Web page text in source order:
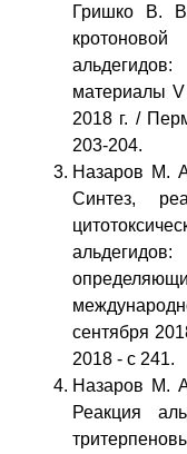
Гришко В.
материалы
2018 г. /
203-204.
Назаров М.
Синтез,
сентября
2018 - с 241.
Назаров М.
Реакция